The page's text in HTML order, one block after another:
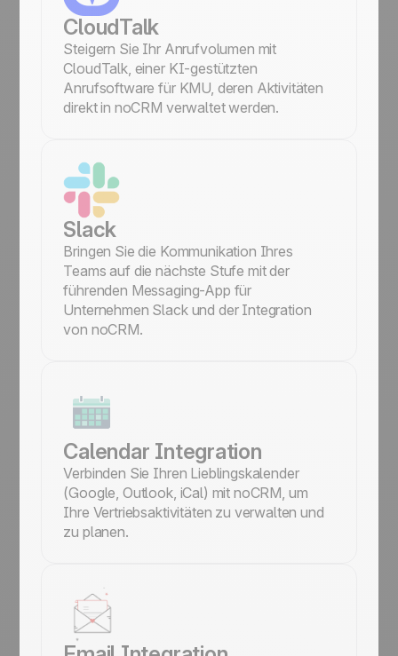
CloudTalk
Steigern Sie Ihr Anrufvolumen mit
CloudTalk, einer KI-gestützten
Anrufsoftware für KMU, deren Aktivitäten
direkt in noCRM verwaltet werden.
Slack
Bringen Sie die Kommunikation Ihres
Teams auf die nächste Stufe mit der
führenden Messaging-App für
Unternehmen Slack und der Integration
von noCRM.
Calendar Integration
Verbinden Sie Ihren Lieblingskalender
(Google, Outlook, iCal) mit noCRM, um
Ihre Vertriebsaktivitäten zu verwalten und
zu planen.